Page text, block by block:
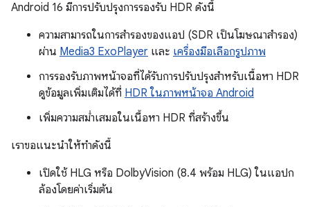
Android 16 มีการปรับปรุงการรองรับ HDR ดังนี้
ความสามารถในการสำรองของแอป (SDR เป็นโฆษณาสำรอง)
ผ่าน Media3 ExoPlayer และ เครื่องมือเลือกรูปภาพ
การรองรับภาพหน้าจอที่ได้รับการปรับปรุงสำหรับเนื้อหา HDR
ดูข้อมูลเพิ่มเติมได้ที่ HDR ในภาพหน้าจอ Android
เพิ่มความสม่ำเสมอในเนื้อหา HDR ที่สร้างขึ้น
เราขอแนะนำให้ทำดังนี้
เปิดใช้ HLG หรือ DolbyVision (8.4 พร้อม HLG) ในแอปก
ล้องโดยค่าเริ่มต้น